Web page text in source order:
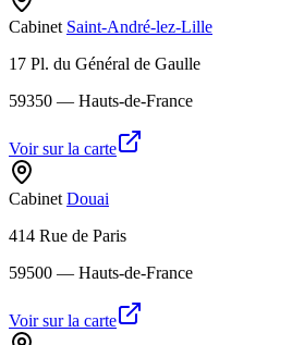
Cabinet Saint-André-lez-Lille
17 Pl. du Général de Gaulle
59350 — Hauts-de-France
Voir sur la carte
Cabinet Douai
414 Rue de Paris
59500 — Hauts-de-France
Voir sur la carte